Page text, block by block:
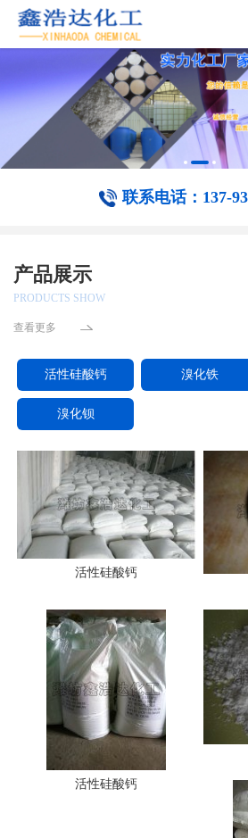
联系电话：137-
产品展示
PRODUCTS SHOW
查看更多
活性硅酸钙 溴化铁
溴化钡
活性硅酸钙
活性硅酸钙